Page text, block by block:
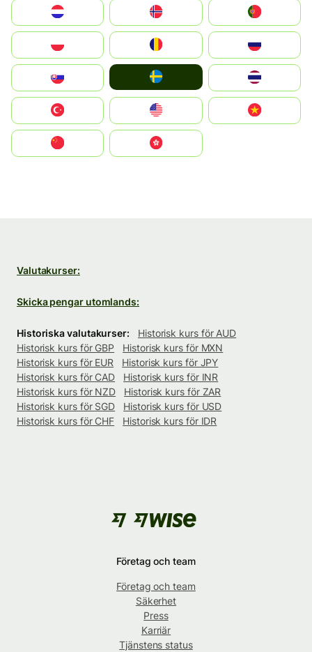
United States
中國香港特別行政區
Valutakurser:
Skicka pengar utomlands:
Historiska valutakurser:
Historisk kurs för AUD
Historisk kurs för GBP
Historisk kurs för MXN
Historisk kurs för EUR
Historisk kurs för JPY
Historisk kurs för CAD
Historisk kurs för INR
Historisk kurs för NZD
Historisk kurs för ZAR
Historisk kurs för SGD
Historisk kurs för USD
Historisk kurs för CHF
Historisk kurs för IDR
Företag och team
Företag och team
Säkerhet
Press
Karriär
Tjänstens status